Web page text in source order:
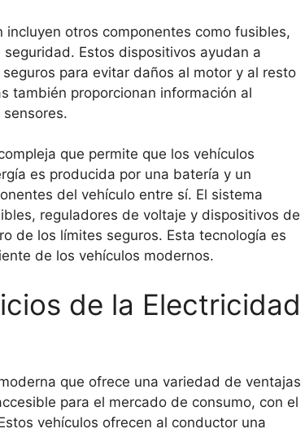
otros componentes como fusibles,
Estos dispositivos ayudan a
para evitar daños al motor y al resto
también proporcionan información al
que permite que los vehículos
es producida por una batería y un
del vehículo entre sí. El sistema
reguladores de voltaje y dispositivos de
de los límites seguros. Esta tecnología es
de los vehículos modernos.
de la Electricidad
que ofrece una variedad de ventajas
para el mercado de consumo, con el
vehículos ofrecen al conductor una